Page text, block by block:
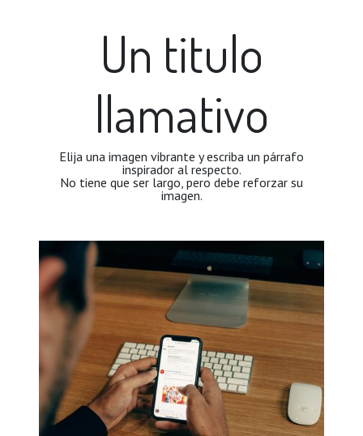
Un titulo
llamativo
Elija una imagen vibrante y escriba un párrafo
inspirador al respecto.
No tiene que ser largo, pero debe reforzar su
imagen.